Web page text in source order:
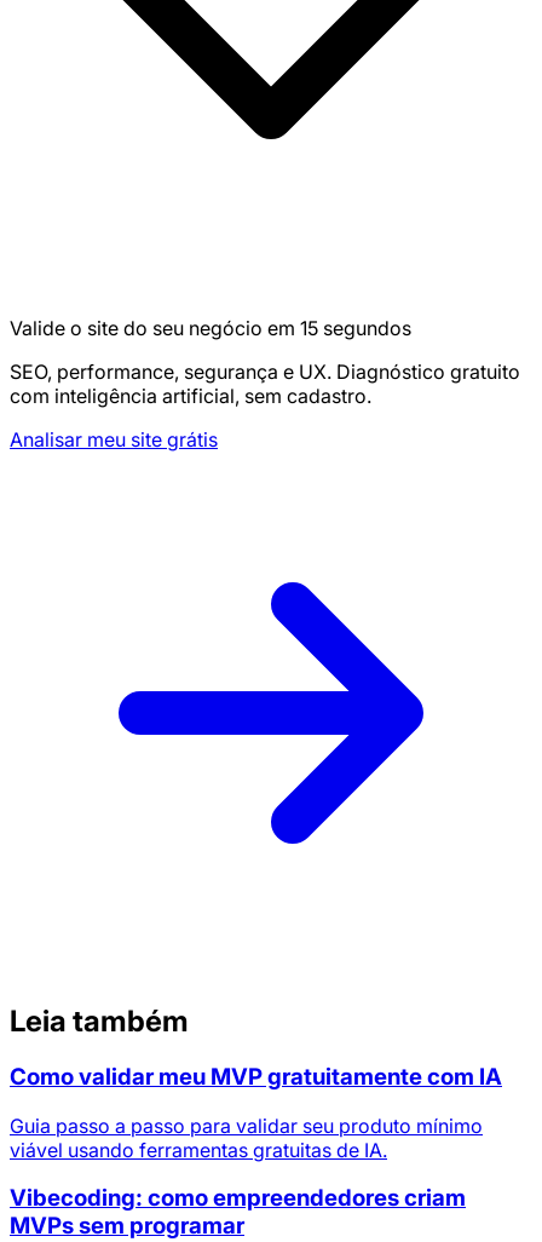
Valide o site do seu negócio em 15 segundos
SEO, performance, segurança e UX. Diagnóstico gratuito
com inteligência artificial, sem cadastro.
Analisar meu site grátis
Leia também
Como validar meu MVP gratuitamente com IA
Guia passo a passo para validar seu produto mínimo
viável usando ferramentas gratuitas de IA.
Vibecoding: como empreendedores criam
MVPs sem programar